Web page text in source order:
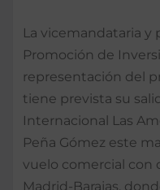
La vicemandataria y
Promoción de
representación del
tiene prevista su
Internacional Las
Peña Gómez este
vuelo comercial con
Madrid-Barajas,